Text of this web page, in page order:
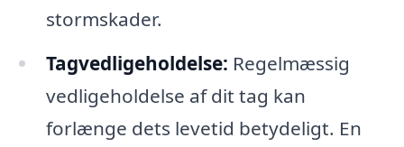
stormskader.
Tagvedligeholdelse: Regelmæssig
vedligeholdelse af dit tag kan
forlænge dets levetid betydeligt. En